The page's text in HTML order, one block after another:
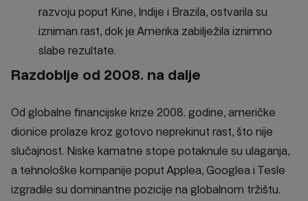
razvoju poput Kine, Indije i Brazila, ostvarila su
izniman rast, dok je Amerika zabilježila iznimno
slabe rezultate.
Razdoblje od 2008. na dalje
Od globalne financijske krize 2008. godine, američke
dionice prolaze kroz gotovo neprekinut rast, što nije
slučajnost. Niske kamatne stope potaknule su ulaganja,
a tehnološke kompanije poput Applea, Googlea i Tesle
izgradile su dominantne pozicije na globalnom tržištu.